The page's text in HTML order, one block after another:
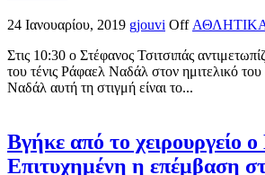
24 Ιανουαρίου, 2019 gjouvi Off
Στις 10:30 ο Στέφανος Τσιτσιπάς
του τένις Ράφαελ Ναδάλ στον ημιτελικό
Ναδάλ αυτή τη στιγμή είναι το...
Βγήκε από το χειρουργείο
Επιτυχημένη η επέμβαση